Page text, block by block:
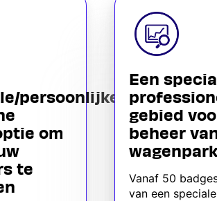
persoonlijke
om
te
Een
gebied
beheer
Vanaf 50
van een